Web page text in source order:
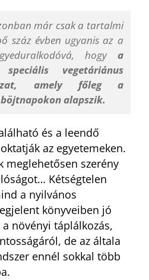
már csak a tartalmi
száz évben ugyanis az a
hogy a
vegetáriánus
amely főleg a
alapszik.
és a leendő
az egyetemeken.
meglehetősen szerény
Kétségtelen
a nyilvános
könyveiben jó
növényi táplálkozás,
de az általa
ennél sokkal több